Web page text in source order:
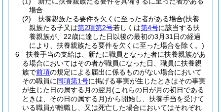
場合
(2)
扶養親族たる要件を欠くに至った者がある場合(扶養
親族たる子又は第2項第2号若しくは第4号に該当する扶
養親族が、22歳に達した日以後の最初の3月31日の経過
により、扶養親族たる要件を欠くに至った場合を除く。)
6
扶養手当の支給は、新たに職員となった者に扶養親族があ
る場合においてはその者が職員になった日、職員に扶養親
族で前項の規定による届出に係るものがない場合において
その職員に同項第1号に掲げる事実が生じたときはその事実
が生じた日の属する月の翌月(これらの日が月の初日である
ときは、その日の属する月)から開始し、扶養手当を受けて
いる職員が離職し、又は死亡した場合においてはそれぞれ